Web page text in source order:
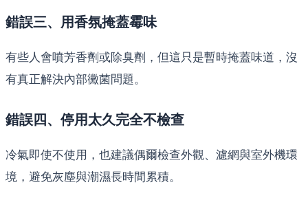
錯誤三、用香氛掩蓋霉味
有些人會噴芳香劑或除臭劑，但這只是暫時掩蓋味道，沒
有真正解決內部黴菌問題。
錯誤四、停用太久完全不檢查
冷氣即使不使用，也建議偶爾檢查外觀、濾網與室外機環
境，避免灰塵與潮濕長時間累積。